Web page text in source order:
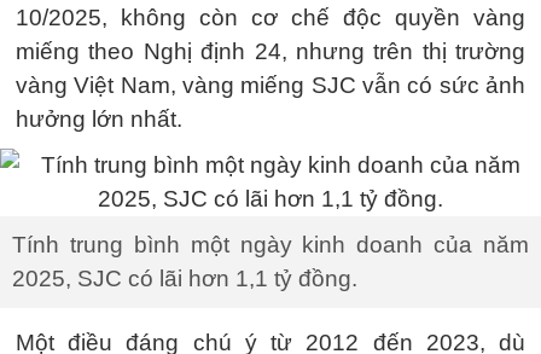
10/2025, không còn cơ chế độc quyền vàng
miếng theo Nghị định 24, nhưng trên thị trường
vàng Việt Nam, vàng miếng SJC vẫn có sức ảnh
hưởng lớn nhất.
Tính trung bình một ngày kinh doanh của năm
2025, SJC có lãi hơn 1,1 tỷ đồng.
Một điều đáng chú ý từ 2012 đến 2023, dù